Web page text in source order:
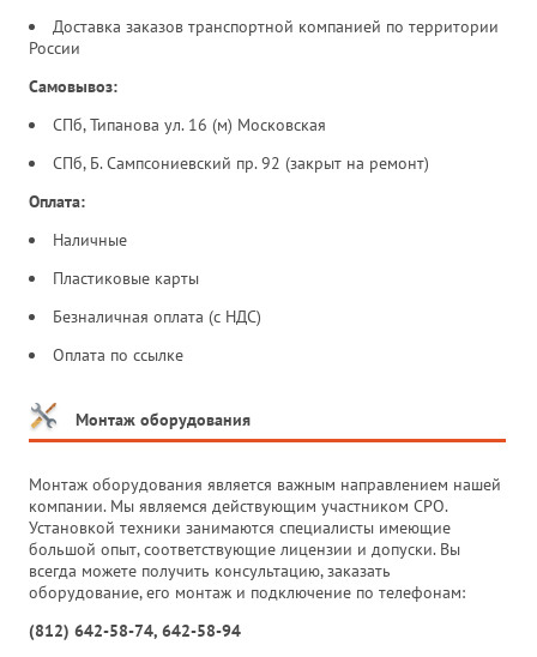
Доставка заказов транспортной компанией по территории
России
Самовывоз:
СПб, Типанова ул. 16 (м) Московская
СПб, Б. Сампсониевский пр. 92 (закрыт на ремонт)
Оплата:
Наличные
Пластиковые карты
Безналичная оплата (с НДС)
Оплата по ссылке
Монтаж оборудования
Монтаж оборудования является важным направлением нашей
компании. Мы являемся действующим участником СРО.
Установкой техники занимаются специалисты имеющие
большой опыт, соответствующие лицензии и допуски. Вы
всегда можете получить консультацию, заказать
оборудование, его монтаж и подключение по телефонам:
(812) 642-58-74, 642-58-94